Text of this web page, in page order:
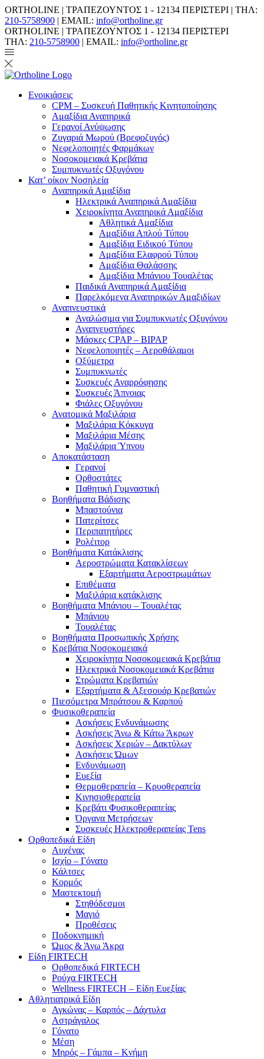
ORTHOLINE | ΤΡΑΠΕΖΟΥΝΤΟΣ 1 - 12134 ΠΕΡΙΣΤΕΡΙ | ΤΗΛ:
210-5758900 | EMAIL: info@ortholine.gr
ORTHOLINE | ΤΡΑΠΕΖΟΥΝΤΟΣ 1 - 12134 ΠΕΡΙΣΤΕΡΙ
ΤΗΛ: 210-5758900 | EMAIL: info@ortholine.gr
Ενοικιάσεις
CPM – Συσκευή Παθητικής Κινητοποίησης
Αμαξίδια Αναπηρικά
Γερανοί Ανύψωσης
Ζυγαριά Μωρού (Βρεφοζυγός)
Νεφελοποιητές Φαρμάκων
Νοσοκομειακά Κρεβάτια
Συμπυκνωτές Οξυγόνου
Κατ’ οίκον Νοσηλεία
Αναπηρικά Αμαξίδια
Ηλεκτρικά Αναπηρικά Αμαξίδια
Χειροκίνητα Αναπηρικά Αμαξίδια
Αθλητικά Αμαξίδια
Αμαξίδια Απλού Τύπου
Αμαξίδια Ειδικού Τύπου
Αμαξίδια Ελαφρού Τύπου
Αμαξίδια Θαλάσσης
Αμαξίδια Μπάνιου Τουαλέτας
Παιδικά Αναπηρικά Αμαξίδια
Παρελκόμενα Αναπηρικών Αμαξιδίων
Αναπνευστικά
Αναλώσιμα για Συμπυκνωτές Οξυγόνου
Αναπνευστήρες
Μάσκες CPAP – BIPAP
Νεφελοποιητές – Αεροθάλαμοι
Οξύμετρα
Συμπυκνωτές
Συσκευές Αναρρόφησης
Συσκευές Άπνοιας
Φιάλες Οξυγόνου
Ανατομικά Μαξιλάρια
Μαξιλάρια Κόκκυγα
Μαξιλάρια Μέσης
Μαξιλάρια Ύπνου
Αποκατάσταση
Γερανοί
Ορθοστάτες
Παθητική Γυμναστική
Βοηθήματα Βάδισης
Μπαστούνια
Πατερίτσες
Περιπατητήρες
Ρολέιτορ
Βοηθήματα Κατάκλισης
Αεροστρώματα Κατακλίσεων
Εξαρτήματα Αεροστρωμάτων
Επιθέματα
Μαξιλάρια κατάκλισης
Βοηθήματα Μπάνιου – Τουαλέτας
Μπάνιου
Τουαλέτας
Βοηθήματα Προσωπικής Χρήσης
Κρεβάτια Νοσοκομειακά
Χειροκίνητα Νοσοκομειακά Κρεβάτια
Ηλεκτρικά Νοσοκομειακά Κρεβάτια
Στρώματα Κρεβατιών
Εξαρτήματα & Αξεσουάρ Κρεβατιών
Πιεσόμετρα Μπράτσου & Καρπού
Φυσικοθεραπεία
Ασκήσεις Ενδυνάμωσης
Ασκήσεις Άνω & Κάτω Άκρων
Ασκήσεις Χεριών – Δακτύλων
Ασκήσεις Ώμων
Ενδυνάμωση
Ευεξία
Θερμοθεραπεία – Κρυοθεραπεία
Κινησιοθεραπεία
Κρεβάτι Φυσικοθεραπείας
Όργανα Μετρήσεων
Συσκευές Ηλεκτροθεραπείας Tens
Ορθοπεδικά Είδη
Αυχένας
Ισχίο – Γόνατο
Κάλτσες
Κορμός
Μαστεκτομή
Στηθόδεσμοι
Μαγιό
Προθέσεις
Ποδοκνημική
Ώμος & Άνω Άκρα
Είδη FIRTECH
Ορθοπεδικά FIRTECH
Ρούχα FIRTECH
Wellness FIRTECH – Είδη Ευεξίας
Αθλητιατρικά Είδη
Αγκώνας – Καρπός – Δάχτυλα
Αστράγαλος
Γόνατο
Μέση
Μηρός – Γάμπα – Κνήμη